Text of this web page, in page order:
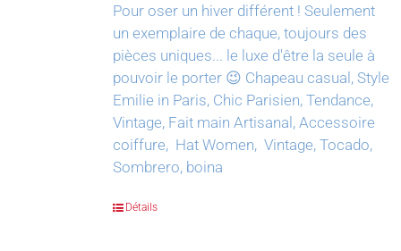
Pour oser un hiver différent ! Seulement
un exemplaire de chaque, toujours des
pièces uniques... le luxe d'être la seule à
pouvoir le porter 😉 Chapeau casual, Style
Emilie in Paris, Chic Parisien, Tendance,
Vintage, Fait main Artisanal, Accessoire
coiffure, Hat Women, Vintage, Tocado,
Sombrero, boina
Détails